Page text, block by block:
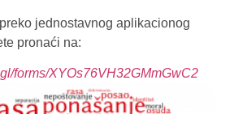
jednostavnog aplikacionog
pronaći na:
forms/XYOs76VH32GMmGwC2